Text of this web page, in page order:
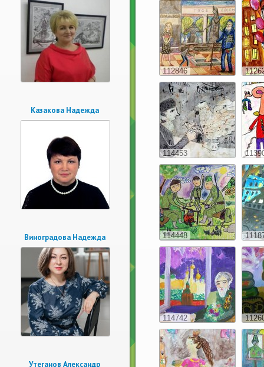
Казакова Надежда
Виноградова Надежда
Утеганов Александр
112846
114453
114448
114742